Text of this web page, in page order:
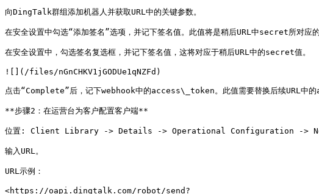
向DingTalk群组添加机器人并获取URL中的关键参数。
在安全设置中勾选“添加签名”选项，并记下签名值。此值将是稍后URL中secret所对应的
在安全设置中，勾选签名复选框，并记下签名值，这将对应于稍后URL中的secret值。
![](/files/nGnCHKV1jGODUe1qNZFd)
点击“Complete”后，记下webhook中的access\_token。此值需要替换后续URL中的
**步骤2：在运营台为客户配置客户端**
位置: Client Library -> Details -> Operational Configuration ->
输入URL。
URL示例：
<https://oapi.dingtalk.com/robot/send?